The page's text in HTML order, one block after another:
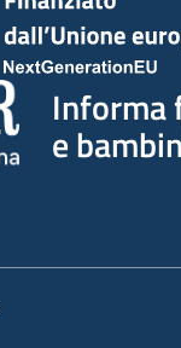
Informa
e